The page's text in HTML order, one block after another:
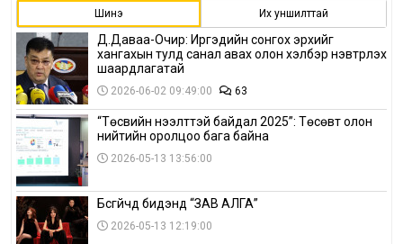
Шинэ Их уншилттай
Д.Даваа-Очир: Иргэдийн сонгох эрхийг
хангахын тулд санал авах олон хэлбэр нэвтрүүлэх
шаардлагатай
2026-06-02 09:49:00 63
“Төсвийн нээлттэй байдал 2025”: Төсөвт олон
нийтийн оролцоо бага байна
2026-05-13 13:56:00
Бүсгүйчүүд бидэнд “ЗАВ АЛГА”
2026-05-13 12:19:00